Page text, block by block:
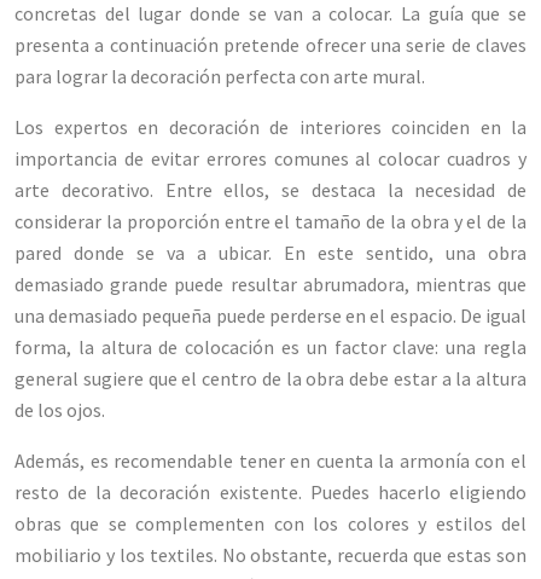
concretas del lugar donde se van a colocar. La guía que se
presenta a continuación pretende ofrecer una serie de claves
para lograr la decoración perfecta con arte mural.
Los expertos en decoración de interiores coinciden en la
importancia de evitar errores comunes al colocar cuadros y
arte decorativo. Entre ellos, se destaca la necesidad de
considerar la proporción entre el tamaño de la obra y el de la
pared donde se va a ubicar. En este sentido, una obra
demasiado grande puede resultar abrumadora, mientras que
una demasiado pequeña puede perderse en el espacio. De igual
forma, la altura de colocación es un factor clave: una regla
general sugiere que el centro de la obra debe estar a la altura
de los ojos.
Además, es recomendable tener en cuenta la armonía con el
resto de la decoración existente. Puedes hacerlo eligiendo
obras que se complementen con los colores y estilos del
mobiliario y los textiles. No obstante, recuerda que estas son